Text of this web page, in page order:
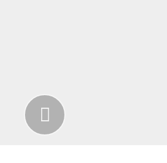
Previous